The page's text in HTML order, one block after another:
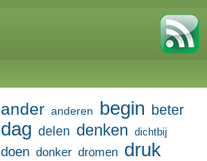
ander anderen begin beter
dag delen denken dichtbij
doen donker dromen druk